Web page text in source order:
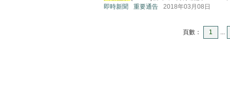
即時新聞 重要通告 2018年03月08日
頁數： 1 ...